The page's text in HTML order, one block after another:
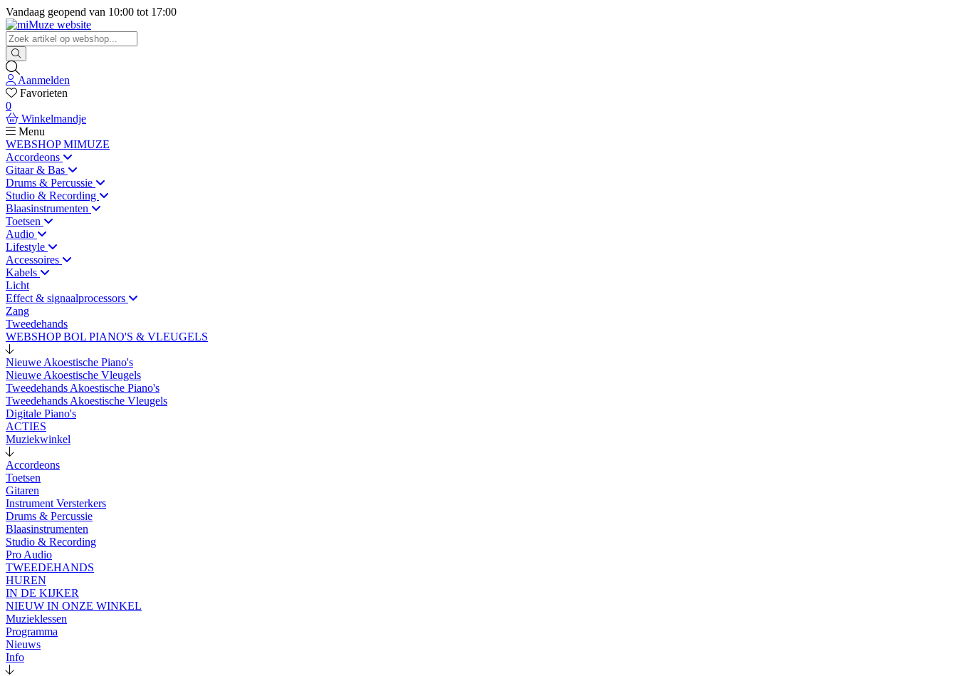
Vandaag geopend van 10:00 tot 17:00
Aanmelden
Favorieten
0
Winkelmandje
Menu
WEBSHOP MIMUZE
Accordeons
Gitaar & Bas
Drums & Percussie
Studio & Recording
Blaasinstrumenten
Toetsen
Audio
Lifestyle
Accessoires
Kabels
Licht
Effect & signaalprocessors
Zang
Tweedehands
WEBSHOP BOL PIANO'S & VLEUGELS
Nieuwe Akoestische Piano's
Nieuwe Akoestische Vleugels
Tweedehands Akoestische Piano's
Tweedehands Akoestische Vleugels
Digitale Piano's
ACTIES
Muziekwinkel
Accordeons
Toetsen
Gitaren
Instrument Versterkers
Drums & Percussie
Blaasinstrumenten
Studio & Recording
Pro Audio
TWEEDEHANDS
HUREN
IN DE KIJKER
NIEUW IN ONZE WINKEL
Muzieklessen
Programma
Nieuws
Info